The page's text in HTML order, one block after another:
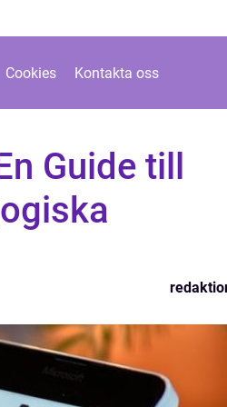
Cookies Kontakta oss
Guide till